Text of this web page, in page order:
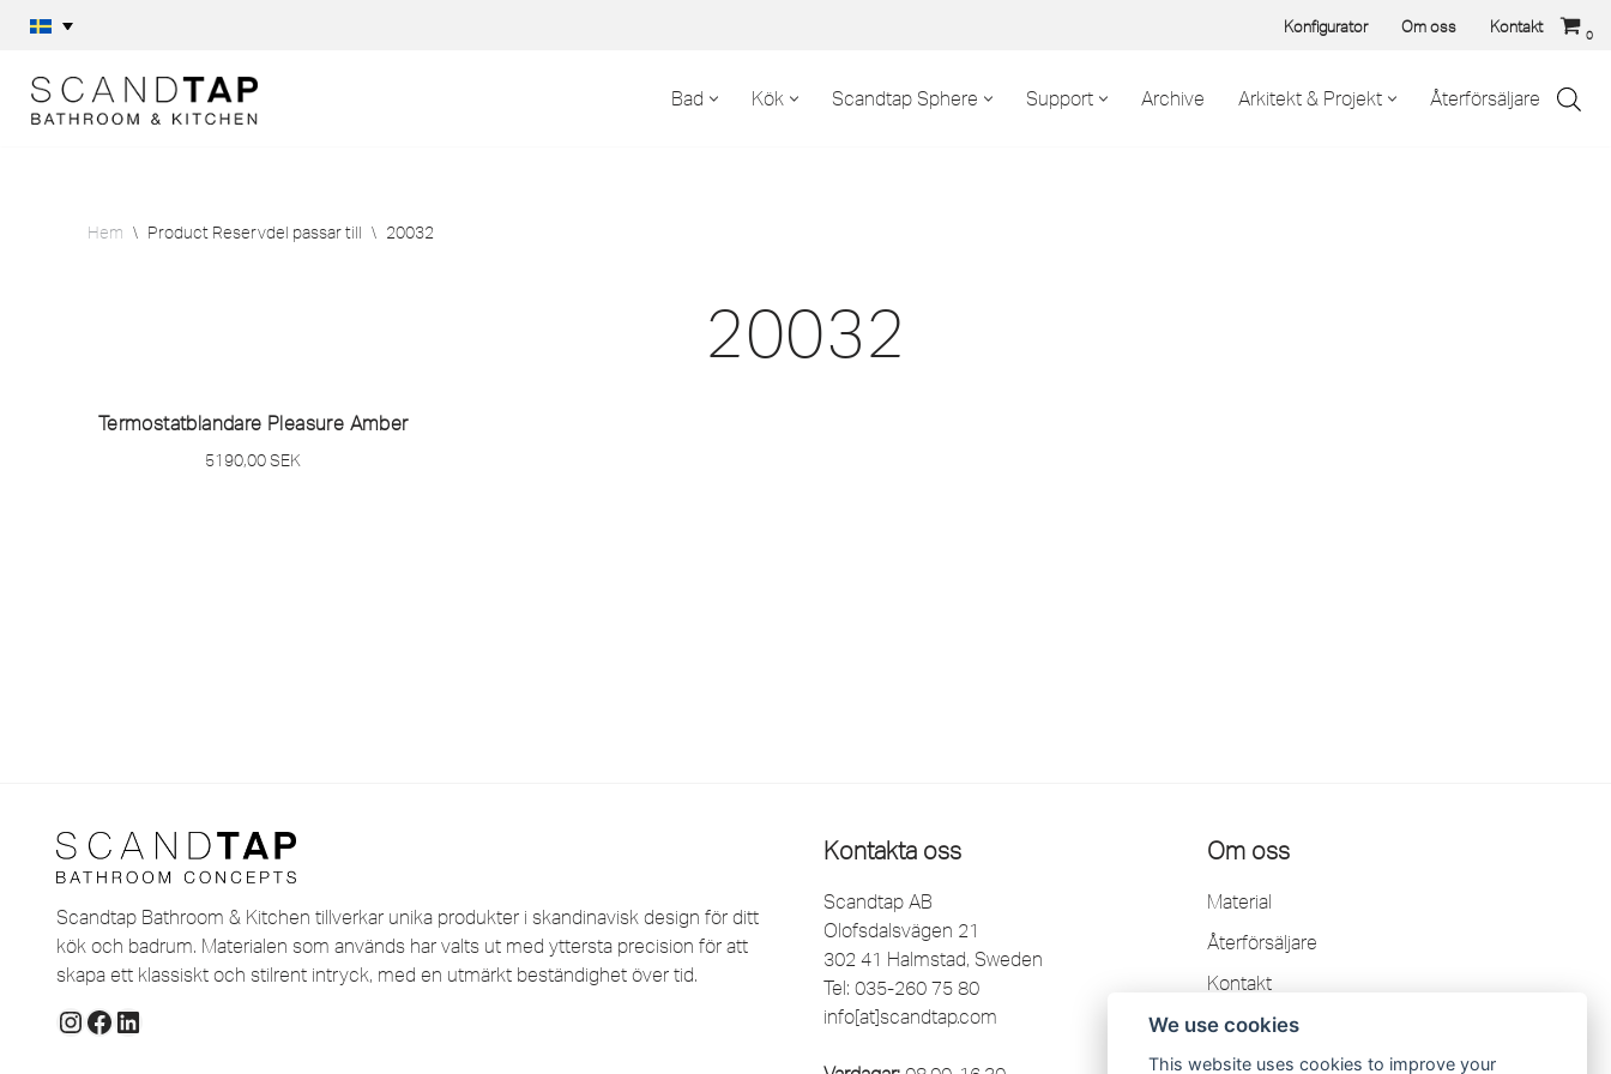
till
innehåll
Konfigurator Om oss Kontakt 0
Bad Kök Scandtap Sphere Support Archive Arkitekt & Projekt Återförsäljare
Hem \ Product Reservdel passar till \ 20032
20032
Termostatblandare Pleasure Amber
5190,00SEK
Scandtap Bathroom & Kitchen tillverkar unika produkter i skandinavisk design för ditt
kök och badrum. Materialen som används har valts ut med yttersta precision för att
skapa ett klassiskt och stilrent intryck, med en utmärkt beständighet över tid.
Kontakta oss
Scandtap AB
Olofsdalsvägen 21
302 41 Halmstad, Sweden
Tel: 035-260 75 80
info[at]scandtap.com
Om oss
Material
Återförsäljare
Kontakt
Garanti
Integritetspolicy
We use cookies
This website uses cookies to improve your